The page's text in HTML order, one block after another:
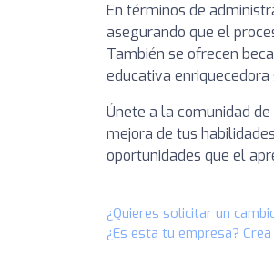
En términos de
asegurando que el
También se ofrecen
educativa
Únete a la comunidad de
mejora de tus
oportunidades que el
¿Quieres solicitar un
¿Es esta tu empresa?